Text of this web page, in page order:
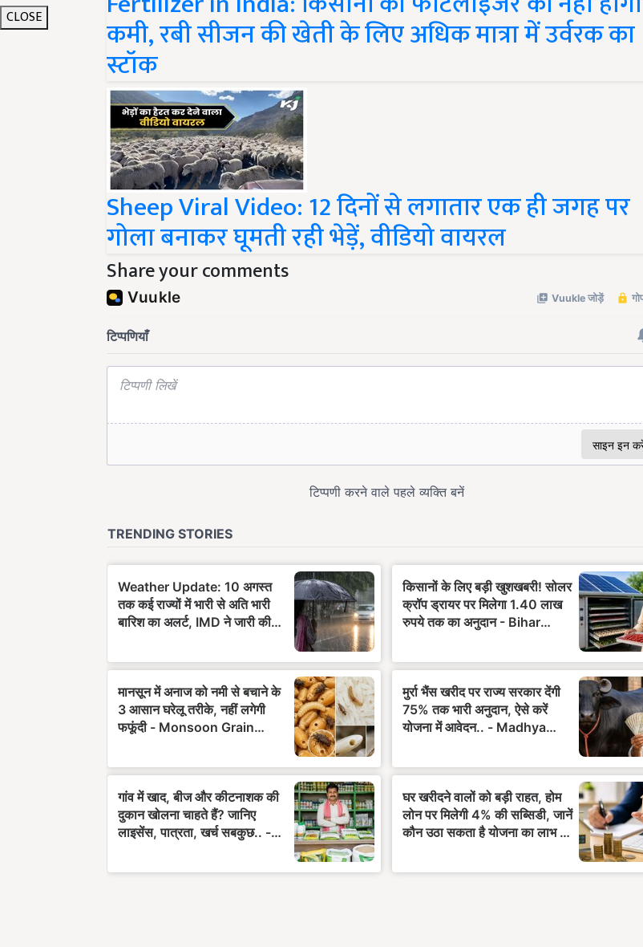
CLOSE
कमी, रबी सीजन की खेती के लिए अधिक मात्रा में उर्वरक का
स्टॉक
Sheep Viral Video: 12 दिनों से लगातार एक ही जगह पर
गोला बनाकर घूमती रही भेड़ें, वीडियो वायरल
Share your comments